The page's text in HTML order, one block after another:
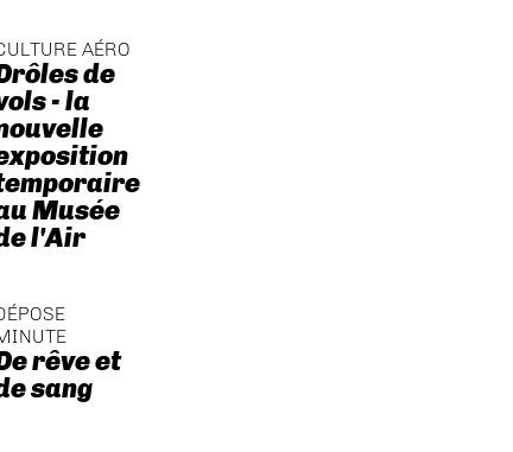
AÉRO
de
- la
Musée
l'Air
rêve et
sang